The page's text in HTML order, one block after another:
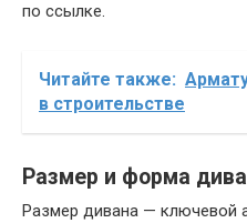
по ссылке.
Читайте также:
в строительстве
Размер и форма
Размер дивана — ключевой